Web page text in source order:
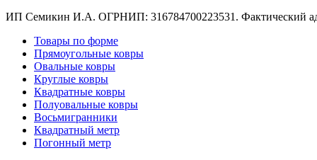
основе
шерстяные
дорожки
Паласные
дорожки
Кремлевские
дорожки
Ковролин
Ковролин
в
ИП Семикин И.А. ОГРНИП: 316784700223531. Фактический
Товары по форме
Прямоугольные ковры
Овальные ковры
Круглые ковры
Квадратные ковры
Полуовальные ковры
Восьмигранники
Квадратный метр
Погонный метр